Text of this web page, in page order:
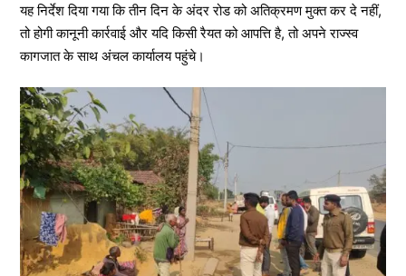
यह निर्देश दिया गया कि तीन दिन के अंदर रोड को अतिक्रमण मुक्त कर दे नहीं,
तो होगी कानूनी कार्रवाई और यदि किसी रैयत को आपत्ति है, तो अपने राज्स्व
कागजात के साथ अंचल कार्यालय पहुंचे।